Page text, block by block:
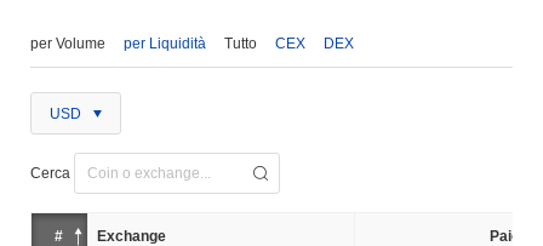
per Volume per Liquidità Tutto CEX DEX
USD
Cerca
# Exchange Paio